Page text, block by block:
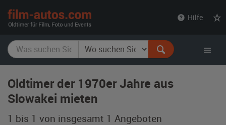
Hilfe
Oldtimer der 1970er Jahre aus
Slowakei mieten
1 bis 1 von insgesamt 1 Angeboten